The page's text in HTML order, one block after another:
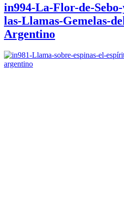
in994-La-Flor-de-
las-Llamas-Gemelas-
Argentino